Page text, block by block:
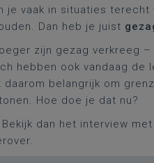
je vaak in situaties
Dan heb je juist
zijn gezag verkreeg
hebben ook vandaag de
daarom belangrijk om
Hoe doe je dat nu?
dan het interview